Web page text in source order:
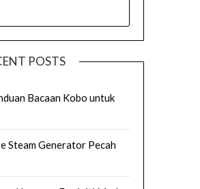
POSTS
Bacaan Kobo untuk
Steam Generator Pecah